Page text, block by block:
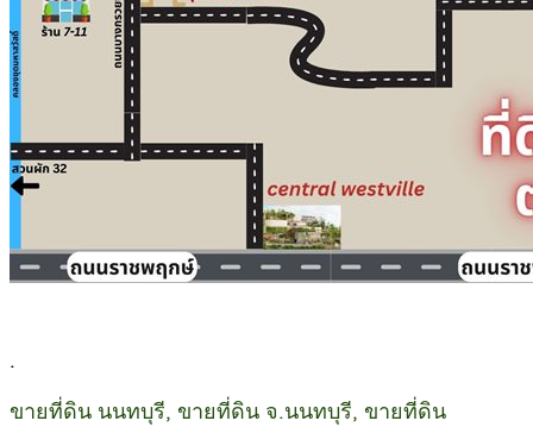
.
ขายที่ดิน นนทบุรี, ขายที่ดิน จ.นนทบุรี, ขายที่ดิน